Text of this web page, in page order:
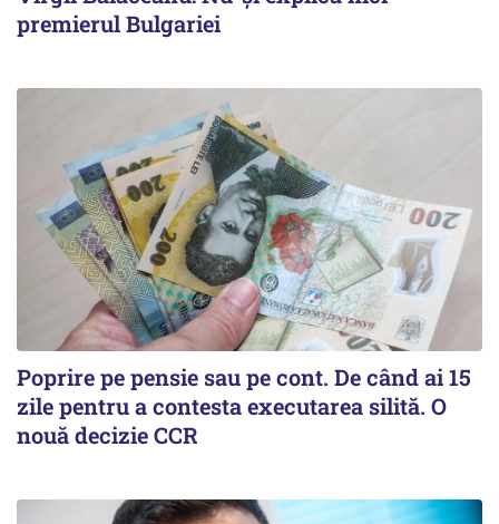
premierul Bulgariei
Poprire pe pensie sau pe cont. De când ai 15
zile pentru a contesta executarea silită. O
nouă decizie CCR